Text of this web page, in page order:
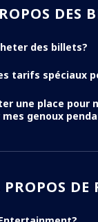
DES
des billets?
tarifs spéciaux
une place pour
genoux
PROPOS DE